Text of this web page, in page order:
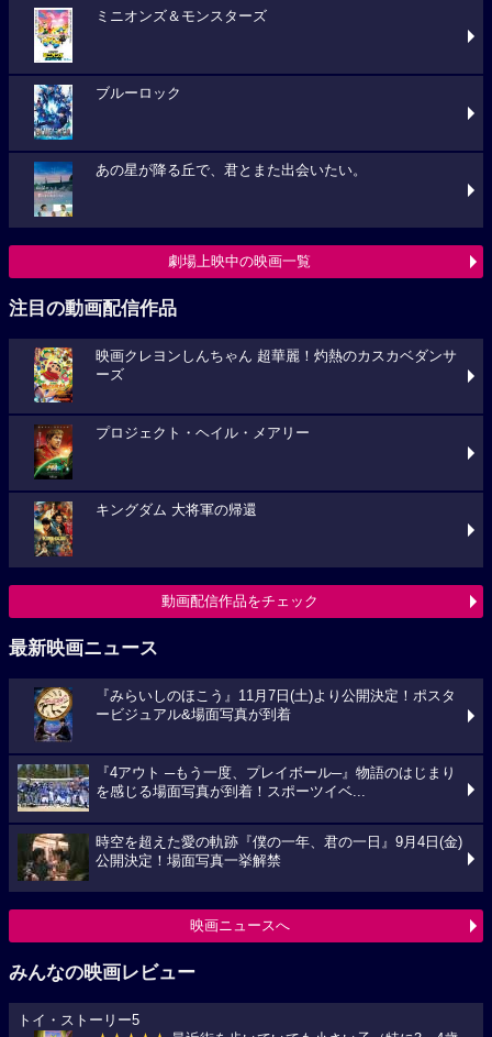
ミニオンズ＆モンスターズ
ブルーロック
あの星が降る丘で、君とまた出会いたい。
劇場上映中の映画一覧
注目の動画配信作品
映画クレヨンしんちゃん 超華麗！灼熱のカスカベダンサ
ーズ
プロジェクト・ヘイル・メアリー
キングダム 大将軍の帰還
動画配信作品をチェック
最新映画ニュース
『みらいしのほこう』11月7日(土)より公開決定！ポスタ
ービジュアル&場面写真が到着
『4アウト ─もう一度、プレイボール─』物語のはじまり
を感じる場面写真が到着！スポーツイベ...
時空を超えた愛の軌跡『僕の一年、君の一日』9月4日(金)
公開決定！場面写真一挙解禁
映画ニュースへ
みんなの映画レビュー
トイ・ストーリー5